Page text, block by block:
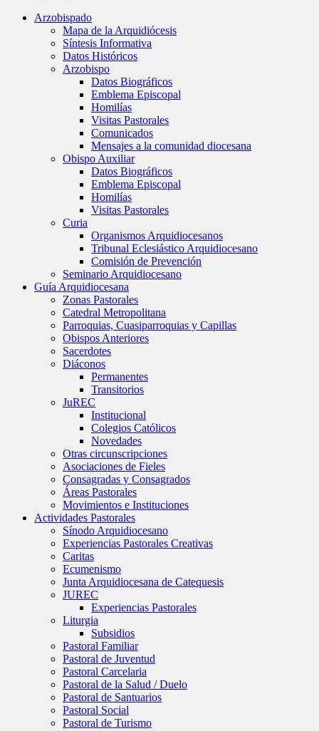
Arzobispado
Mapa de la Arquidiócesis
Síntesis Informativa
Datos Históricos
Arzobispo
Datos Biográficos
Emblema Episcopal
Homilías
Visitas Pastorales
Comunicados
Mensajes a la comunidad diocesana
Obispo Auxiliar
Datos Biográficos
Emblema Episcopal
Homilías
Visitas Pastorales
Curia
Organismos Arquidiocesanos
Tribunal Eclesiástico Arquidiocesano
Comisión de Prevención
Seminario Arquidiocesano
Guía Arquidiocesana
Zonas Pastorales
Catedral Metropolitana
Parroquias, Cuasiparroquias y Capillas
Obispos Anteriores
Sacerdotes
Diáconos
Permanentes
Transitorios
JuREC
Institucional
Colegios Católicos
Novedades
Otras circunscripciones
Asociaciones de Fieles
Consagradas y Consagrados
Áreas Pastorales
Movimientos e Instituciones
Actividades Pastorales
Sínodo Arquidiocesano
Experiencias Pastorales Creativas
Caritas
Ecumenismo
Junta Arquidiocesana de Catequesis
JUREC
Experiencias Pastorales
Liturgia
Subsidios
Pastoral Familiar
Pastoral de Juventud
Pastoral Carcelaria
Pastoral de la Salud / Duelo
Pastoral de Santuarios
Pastoral Social
Pastoral de Turismo